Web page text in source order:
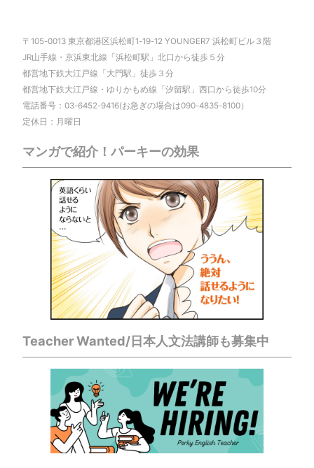
〒105-0013 東京都港区浜松町1-19-12 YOUNGER7 浜松町ビル３階
JR山手線・京浜東北線「浜松町駅」北口から徒歩５分
都営地下鉄大江戸線「大門駅」徒歩３分
都営地下鉄大江戸線・ゆりかもめ線「汐留駅」西口から徒歩10分
電話番号：03-6452-9416(お急ぎの場合は090-4835-8100）
定休日：月曜日
マンガで紹介！パーキーの効果
Teacher Wanted/日本人文法講師も募集中